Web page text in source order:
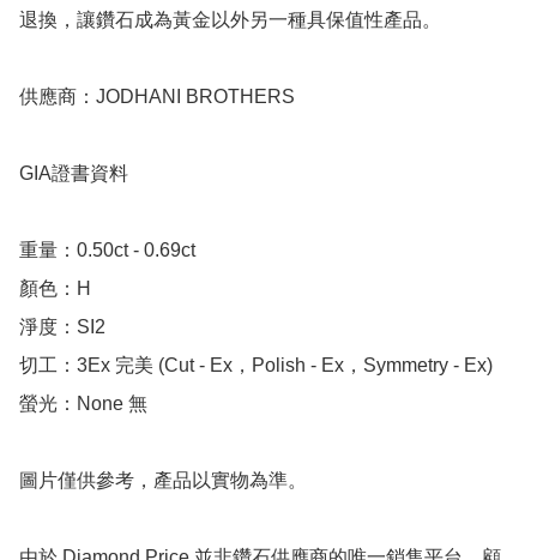
退換，讓鑽石成為黃金以外另一種具保值性產品。
供應商：JODHANI BROTHERS
GIA證書資料
重量：0.50ct - 0.69ct
顏色：H
淨度：SI2
切工：3Ex 完美 (Cut - Ex，Polish - Ex，Symmetry - Ex)
螢光：None 無
圖片僅供參考，產品以實物為準。